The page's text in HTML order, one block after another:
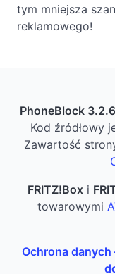
tym mniejsza
reklamowego!
PhoneBlock 3.2.6
Kod źródłowy
Zawartość
FRITZ!Box i
towarowymi
Ochrona danych